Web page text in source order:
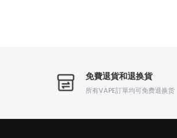
免費退貨和退换貨
所有VAPE訂單均可免费退换货